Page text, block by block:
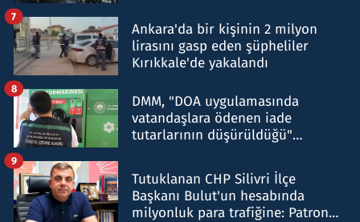
Ankara'da bir kişinin 2 milyon
lirasını gasp eden şüpheliler
Kırıkkale'de yakalandı
7
DMM, "DOA uygulamasında
vatandaşlara ödenen iade
tutarlarının düşürüldüğü"
8
Tutuklanan CHP Silivri İlçe
Başkanı Bulut'un hesabında
milyonluk para trafiğine: Patron
9